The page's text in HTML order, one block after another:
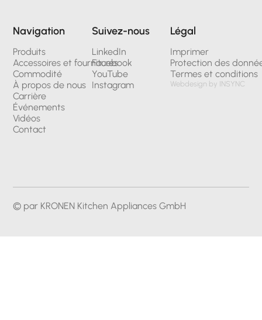
© par KRONEN Kitchen Appliances GmbH
Navigation
Produits
Accessoires et fournitures
Commodité
À propos de nous
Carrière
Événements
Vidéos
Contact
Suivez-nous
LinkedIn
Facebook
YouTube
Instagram
Légal
Imprimer
Protection des
Termes et conditions
Webdesign by INSYNC